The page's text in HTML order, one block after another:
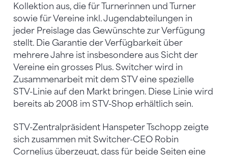
Kollektion aus, die für Turnerinnen und Turner
sowie für Vereine inkl. Jugendabteilungen in
jeder Preislage das Gewünschte zur Verfügung
stellt. Die Garantie der Verfügbarkeit über
mehrere Jahre ist insbesondere aus Sicht der
Vereine ein grosses Plus. Switcher wird in
Zusammenarbeit mit dem STV eine spezielle
STV-Linie auf den Markt bringen. Diese Linie wird
bereits ab 2008 im STV-Shop erhältlich sein.
STV-Zentralpräsident Hanspeter Tschopp zeigte
sich zusammen mit Switcher-CEO Robin
Cornelius überzeugt, dass für beide Seiten eine